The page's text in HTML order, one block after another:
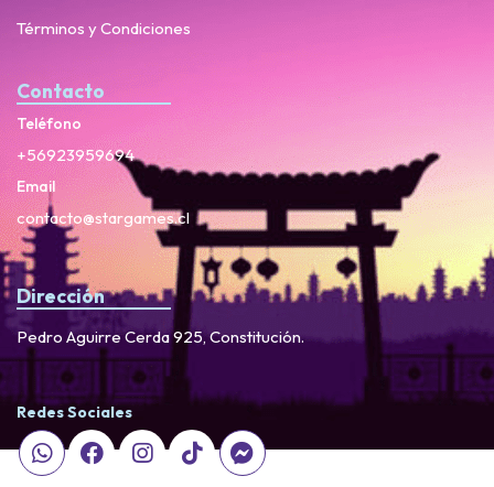
Términos y Condiciones
Contacto
Teléfono
+56923959694
Email
contacto@stargames.cl
Dirección
Pedro Aguirre Cerda 925, Constitución.
Redes Sociales